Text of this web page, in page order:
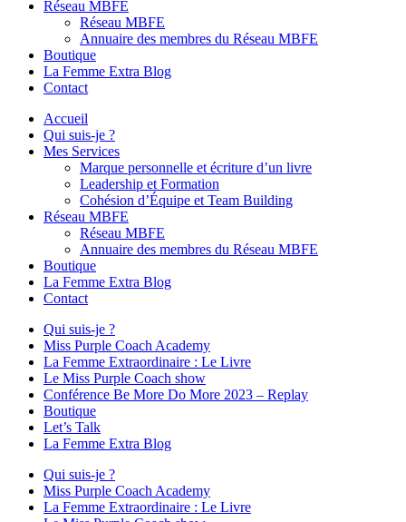
Réseau MBFE
Réseau MBFE
Annuaire des membres du Réseau MBFE
Boutique
La Femme Extra Blog
Contact
Accueil
Qui suis-je ?
Mes Services
Marque personnelle et écriture d’un livre
Leadership et Formation
Cohésion d’Équipe et Team Building
Réseau MBFE
Réseau MBFE
Annuaire des membres du Réseau MBFE
Boutique
La Femme Extra Blog
Contact
Qui suis-je ?
Miss Purple Coach Academy
La Femme Extraordinaire : Le Livre
Le Miss Purple Coach show
Conférence Be More Do More 2023 – Replay
Boutique
Let’s Talk
La Femme Extra Blog
Qui suis-je ?
Miss Purple Coach Academy
La Femme Extraordinaire : Le Livre